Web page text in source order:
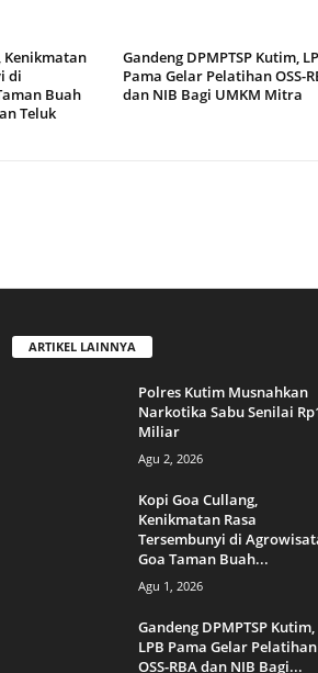
Kenikmatan
di
Buah
Teluk
Gandeng DPMPTSP Kutim,
Pama Gelar Pelatihan OSS-
dan NIB Bagi UMKM Mitra
ARTIKEL LAINNYA
Polres Kutim Musnahkan
Narkotika Sabu Senilai
Miliar
Agu 2, 2026
Kopi Goa Cullang,
Kenikmatan Rasa
Tersembunyi di
Goa Taman Buah...
Agu 1, 2026
Gandeng DPMPTSP Kutim,
LPB Pama Gelar Pelatihan
OSS-RBA dan NIB Bagi...